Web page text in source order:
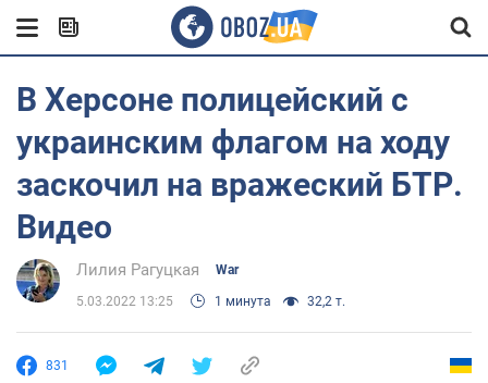
В Херсоне полицейский с
украинским флагом на ходу
заскочил на вражеский БТР.
Видео
Лилия Рагуцкая War
5.03.2022 13:25 1 минута 32,2 т.
831